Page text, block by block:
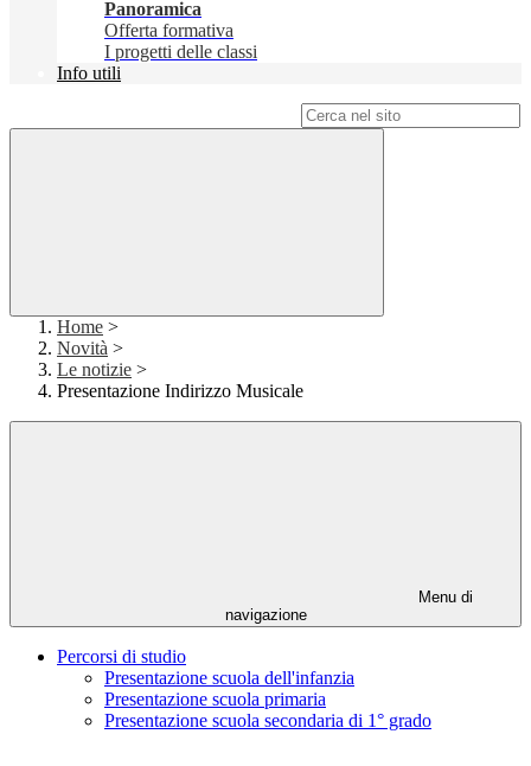
Panoramica
Offerta formativa
I progetti delle classi
Info utili
Home >
Novità >
Le notizie >
Presentazione Indirizzo Musicale
Menu di
navigazione
Percorsi di studio
Presentazione scuola dell'infanzia
Presentazione scuola primaria
Presentazione scuola secondaria di 1° grado